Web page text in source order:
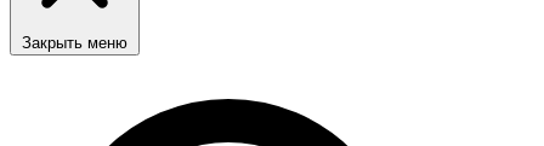
Закрыть меню